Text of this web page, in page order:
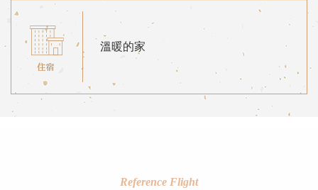
溫暖的家
Reference Flight